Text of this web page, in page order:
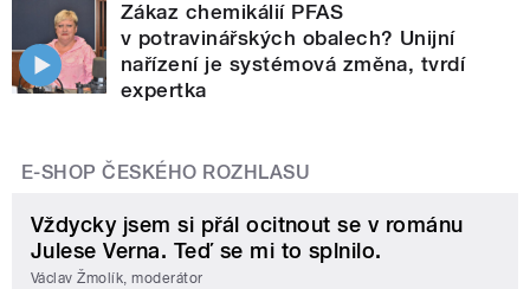
Zákaz chemikálií PFAS
v potravinářských obalech? Unijní
nařízení je systémová změna, tvrdí
expertka
E-SHOP ČESKÉHO ROZHLASU
Vždycky jsem si přál ocitnout se v románu
Julese Verna. Teď se mi to splnilo.
Václav Žmolík, moderátor